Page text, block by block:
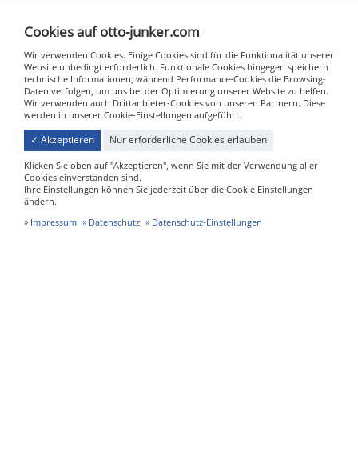
Kontaktformulars erkläre ich mich mit der Verarbeitung
Weitere Informationen zu unserem Datenschutz finden Sie in der
Datenschutzerklärung.
Nachricht absenden
Cookies auf otto-junker.com
Wir verwenden Cookies. Einige Cookies sind für die Funktionalität unserer
Website unbedingt erforderlich. Funktionale Cookies hingegen speichern
technische Informationen, während Performance-Cookies die Browsing-
Daten verfolgen, um uns bei der Optimierung unserer Website zu helfen.
Wir verwenden auch Drittanbieter-Cookies von unseren Partnern. Diese
werden in unserer Cookie-Einstellungen aufgeführt.
✓ Akzeptieren Nur erforderliche Cookies erlauben
Klicken Sie oben auf "Akzeptieren", wenn Sie mit der Verwendung aller
Cookies einverstanden sind.
Ihre Einstellungen können Sie jederzeit über die Cookie Einstellungen
ändern.
Impressum
Datenschutz Datenschutz-Einstellungen